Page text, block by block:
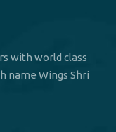
with world class
name Wings Shri